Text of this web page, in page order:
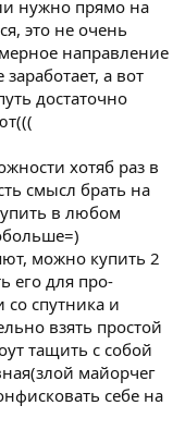
нужно прямо на
это не очень
направление
а вот
достаточно
хотяб раз в
смысл брать на
в любом
можно купить 2
его для про-
со спутника и
взять простой
тащить с собой
майорчег
себе на